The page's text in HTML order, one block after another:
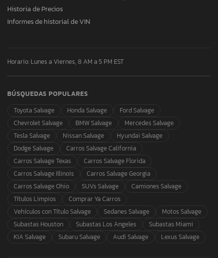
Historia de Precios
Informes de historial de VIN
Horario: Lunes a Viernes, 8 AM a 5 PM EST
BÚSQUEDAS POPULARES
Toyota Salvage
Honda Salvage
Ford Salvage
Chevrolet Salvage
BMW Salvage
Mercedes Salvage
Tesla Salvage
Nissan Salvage
Hyundai Salvage
Dodge Salvage
Carros Salvage California
Carros Salvage Texas
Carros Salvage Florida
Carros Salvage Illinois
Carros Salvage Georgia
Carros Salvage Ohio
SUVs Salvage
Camiones Salvage
Títulos Limpios
Comprar Ya Carros
Vehículos con Título Salvage
Sedanes Salvage
Motos Salvage
Subastas Houston
Subastas Los Angeles
Subastas Miami
KIA Salvage
Subaru Salvage Audi Salvage Lexus Salvage